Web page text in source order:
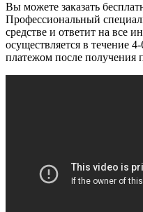
Вы можете заказать
Профессиональный
средстве и ответит на все
осуществляется в течение
платежом после получения